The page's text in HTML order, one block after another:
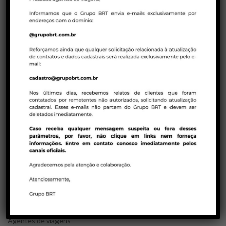
Treinamento
POSTS MAIS LIDOS
Blá, blá, blá! Agente de Viagens | Gatilhos
mentais e técnicas de persuasão na
venda de pacotes de viagens!
23/01/2023 | COMPANHIAS AÉREAS
Canada
23/01/2023 | BRT CONSOLIDADORA
Política de ADMs Latam para reservas em
Agentes de viagens